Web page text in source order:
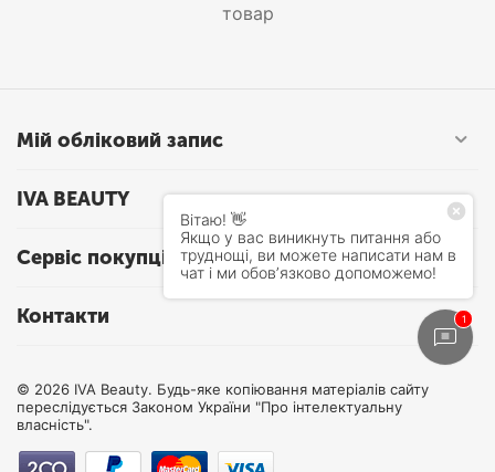
товар
Мій обліковий запис
IVA BEAUTY
Сервіс покупців
Контакти
© 2026 IVA Beauty. Будь-яке копіювання матеріалів сайту
переслідується Законом України "Про інтелектуальну
власність".